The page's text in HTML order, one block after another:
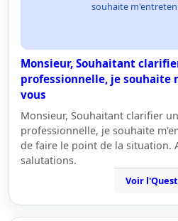
souhaite
Monsieur, Souhaitant
professionnelle, je souhaite
vous
Monsieur, Souhaitant clarifier
professionnelle, je souhaite
de faire le point de la situation.
salutations.
Voir